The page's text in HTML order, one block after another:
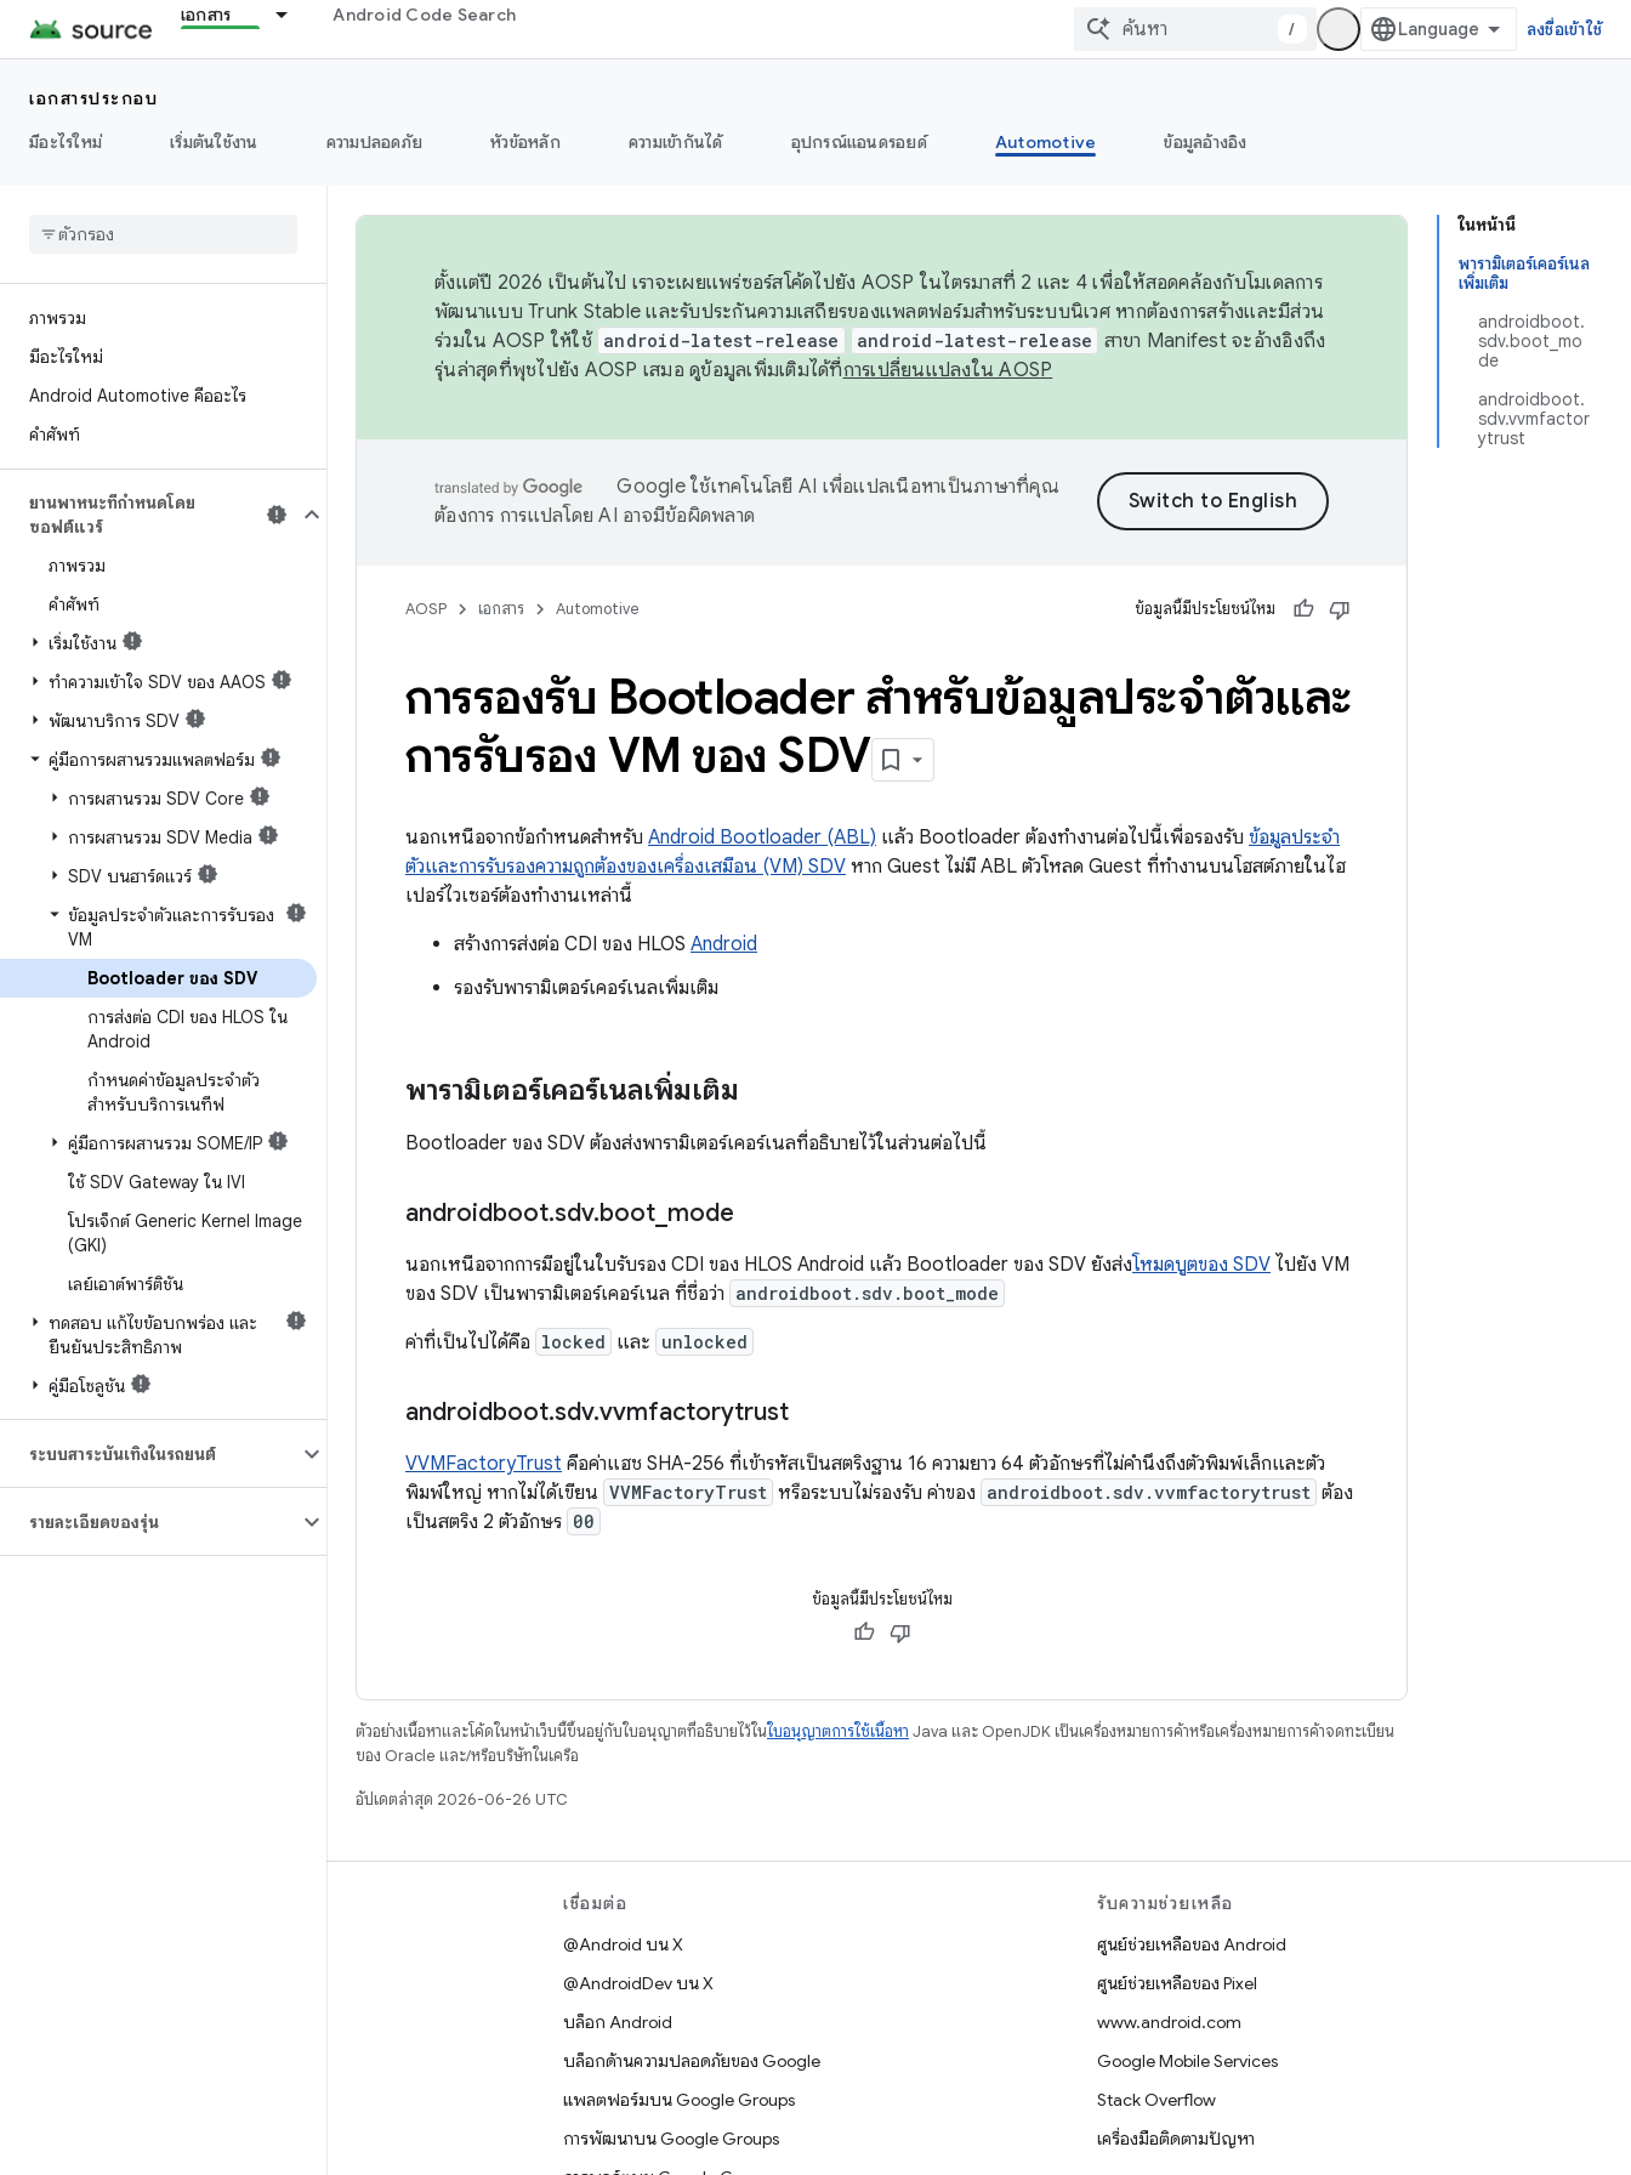
เอกสาร Android Code Search
/ ลงชื่อเข้าใช้
เอกสารประกอบ
มีอะไรใหม่
เริ่มต้นใช้งาน ความปลอดภัย หัวข้อหลัก ความเข้ากันได้ อุปกรณ์แอนดรอยด์ Automotive ข้อมูลอ้างอิง
ภาพรวม
มีอะไรใหม่
Android Automotive คืออะไร
คำศัพท์
ยานพาหนะที่กำหนดโดย
ซอฟต์แวร์
ภาพรวม
คำศัพท์
เริ่มใช้งาน
ทำความเข้าใจ SDV ของ AAOS
พัฒนาบริการ SDV
คู่มือการผสานรวมแพลตฟอร์ม
การผสานรวม SDV Core
การผสานรวม SDV Media
SDV บนฮาร์ดแวร์
ข้อมูลประจำตัวและการรับรอง
VM
Bootloader ของ SDV
การส่งต่อ CDI ของ HLOS ใน
Android
กำหนดค่าข้อมูลประจำตัว
สำหรับบริการเนทีฟ
คู่มือการผสานรวม SOME/IP
ใช้ SDV Gateway ใน IVI
โปรเจ็กต์ Generic Kernel Image
(GKI)
เลย์เอาต์พาร์ติชัน
ทดสอบ แก้ไขข้อบกพร่อง และ
ยืนยันประสิทธิภาพ
คู่มือโซลูชัน
ระบบสาระบันเทิงในรถยนต์
รายละเอียดของรุ่น
ในหน้านี้
พารามิเตอร์เคอร์เนล
เพิ่มเติม
androidboot.
sdv.boot_mo
de
androidboot.
sdv.vvmfactor
ytrust
ตั้งแต่ปี 2026 เป็นต้นไป เราจะเผยแพร่ซอร์สโค้ดไปยัง AOSP ในไตรมาสที่ 2 และ 4 เพื่อให้สอดคล้องกับโมเดลการ
พัฒนาแบบ Trunk Stable และรับประกันความเสถียรของแพลตฟอร์มสำหรับระบบนิเวศ หากต้องการสร้างและมีส่วน
ร่วมใน AOSP ให้ใช้ android-latest-release android-latest-release สาขา Manifest จะอ้างอิงถึง
รุ่นล่าสุดที่พุชไปยัง AOSP เสมอ ดูข้อมูลเพิ่มเติมได้ที่การเปลี่ยนแปลงใน AOSP
Google ใช้เทคโนโลยี AI เพื่อแปลเนื้อหาเป็นภาษาที่คุณ
ต้องการ การแปลโดย AI อาจมีข้อผิดพลาด
AOSP เอกสาร Automotive ข้อมูลนี้มีประโยชน์ไหม
การรองรับ Bootloader สำหรับข้อมูลประจำตัวและ
การรับรอง VM ของ SDV
นอกเหนือจากข้อกำหนดสำหรับ Android Bootloader (ABL) แล้ว Bootloader ต้องทำงานต่อไปนี้เพื่อรองรับ ข้อมูลประจำ
ตัวและการรับรองความถูกต้องของเครื่องเสมือน (VM) SDV หาก Guest ไม่มี ABL ตัวโหลด Guest ที่ทำงานบนโฮสต์ภายในไฮ
เปอร์ไวเซอร์ต้องทำงานเหล่านี้
สร้างการส่งต่อ CDI ของ HLOS Android
รองรับพารามิเตอร์เคอร์เนลเพิ่มเติม
พารามิเตอร์เคอร์เนลเพิ่มเติม
Bootloader ของ SDV ต้องส่งพารามิเตอร์เคอร์เนลที่อธิบายไว้ในส่วนต่อไปนี้
androidboot.sdv.boot mode
นอกเหนือจากการมีอยู่ในใบรับรอง CDI ของ HLOS Android แล้ว Bootloader ของ SDV ยังส่งโหมดบูตของ SDV ไปยัง VM
ของ SDV เป็นพารามิเตอร์เคอร์เนล ที่ชื่อว่า androidboot.sdv.boot_mode
ค่าที่เป็นไปได้คือ locked และ unlocked
androidboot.sdv.vvmfactorytrust
VVMFactoryTrust คือค่าแฮช SHA-256 ที่เข้ารหัสเป็นสตริงฐาน 16 ความยาว 64 ตัวอักษรที่ไม่คำนึงถึงตัวพิมพ์เล็กและตัว
พิมพ์ใหญ่ หากไม่ได้เขียน VVMFactoryTrust หรือระบบไม่รองรับ ค่าของ androidboot.sdv.vvmfactorytrust ต้อง
เป็นสตริง 2 ตัวอักษร 00
ข้อมูลนี้มีประโยชน์ไหม
ตัวอย่างเนื้อหาและโค้ดในหน้าเว็บนี้ขึ้นอยู่กับใบอนุญาตที่อธิบายไว้ในใบอนุญาตการใช้เนื้อหา Java และ OpenJDK เป็นเครื่องหมายการค้าหรือเครื่องหมายการค้าจดทะเบียน
ของ Oracle และ/หรือบริษัทในเครือ
อัปเดตล่าสุด 2026-06-26 UTC
เชื่อมต่อ
@Android บน X
@AndroidDev บน X
บล็อก Android
บล็อกด้านความปลอดภัยของ Google
แพลตฟอร์มบน Google Groups
การพัฒนาบน Google Groups
รับความช่วยเหลือ
ศูนย์ช่วยเหลือของ Android
ศูนย์ช่วยเหลือของ Pixel
www.android.com
Google Mobile Services
Stack Overflow
เครื่องมือติดตามปัญหา